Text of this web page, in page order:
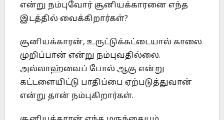
என்று நம்புவோர் சூனியக்காரனை எந்த
இடத்தில் வைக்கிறார்கள்?
சூனியக்காரன், உருட்டுக்கட்டையால் காலை
முறிப்பான் என்று நம்புவதில்லை.
அல்லாஹ்வைப் போல் ஆகு என்று
கட்டளையிட்டு பாதிப்பை ஏற்படுத்துவான்
என்று தான் நம்புகிறார்கள்.